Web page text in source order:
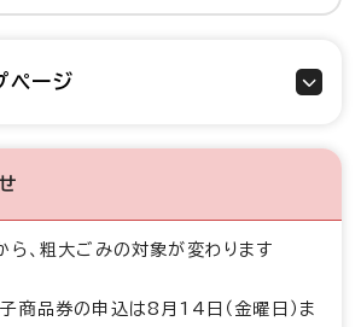
ページ
、粗大ごみの対象が変わります
商品券の申込は8月14日（金曜日）ま